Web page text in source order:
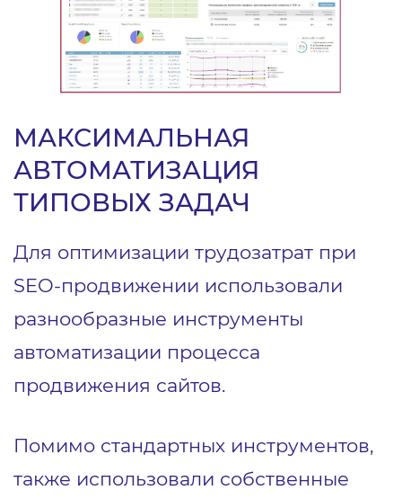
МАКСИМАЛЬНАЯ
АВТОМАТИЗАЦИЯ
ТИПОВЫХ ЗАДАЧ
Для оптимизации трудозатрат при
SEO-продвижении использовали
разнообразные инструменты
автоматизации процесса
продвижения сайтов.
Помимо стандартных инструментов,
также использовали собственные